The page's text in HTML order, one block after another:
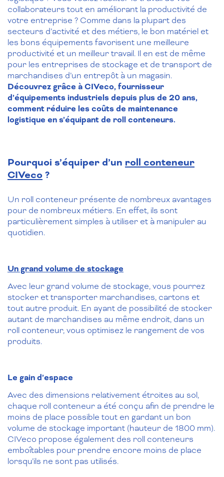
collaborateurs tout en améliorant la productivité de
votre entreprise ? Comme dans la plupart des
secteurs d’activité et des métiers, le bon matériel et
les bons équipements favorisent une meilleure
productivité et un meilleur travail. Il en est de même
pour les entreprises de stockage et de transport de
marchandises d’un entrepôt à un magasin.
Découvrez grâce à CIVeco, fournisseur
d’équipements industriels depuis plus de 20 ans,
comment réduire les coûts de maintenance
logistique en s’équipant de roll conteneurs.
Pourquoi s’équiper d’un roll conteneur
CIVeco?
Un roll conteneur présente de nombreux avantages
pour de nombreux métiers. En effet, ils sont
particulièrement simples à utiliser et à manipuler au
quotidien.
Un grand volume de stockage
Avec leur grand volume de stockage, vous pourrez
stocker et transporter marchandises, cartons et
tout autre produit. En ayant de possibilité de stocker
autant de marchandises au même endroit, dans un
roll conteneur, vous optimisez le rangement de vos
produits.
Le gain d’espace
Avec des dimensions relativement étroites au sol,
chaque roll conteneur a été conçu afin de prendre le
moins de place possible tout en gardant un bon
volume de stockage important (hauteur de 1800 mm).
CIVeco propose également des roll conteneurs
emboîtables pour prendre encore moins de place
lorsqu’ils ne sont pas utilisés.